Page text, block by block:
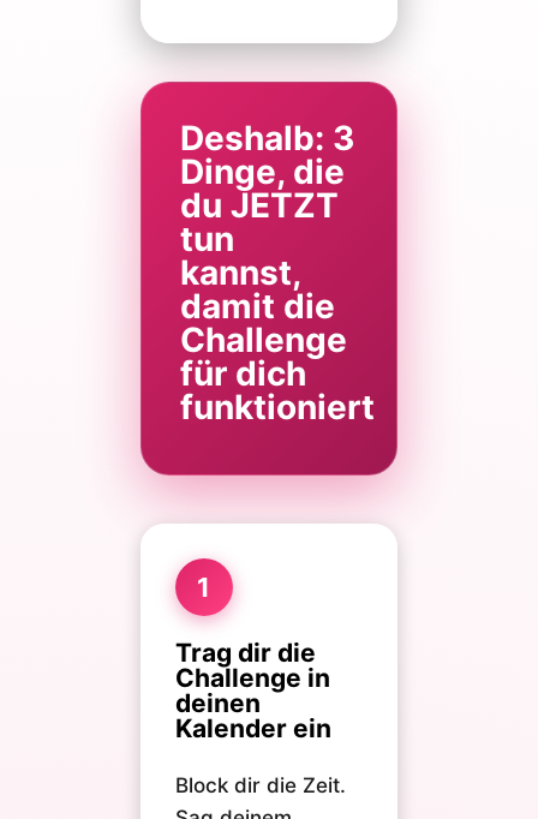
Deshalb: 3
Dinge, die
du JETZT
tun
kannst,
damit die
Challenge
für dich
funktioniert
1
Trag dir die
Challenge in
deinen
Kalender ein
Block dir die Zeit.